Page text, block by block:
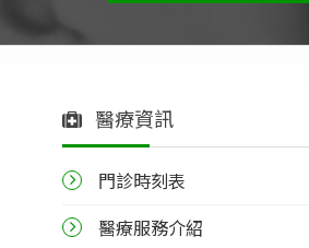
醫療資訊
門診時刻表
醫療服務介紹